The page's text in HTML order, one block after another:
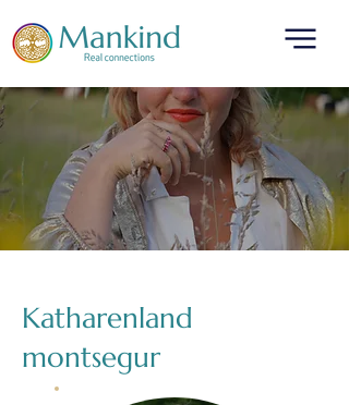
Katharenland
montsegur